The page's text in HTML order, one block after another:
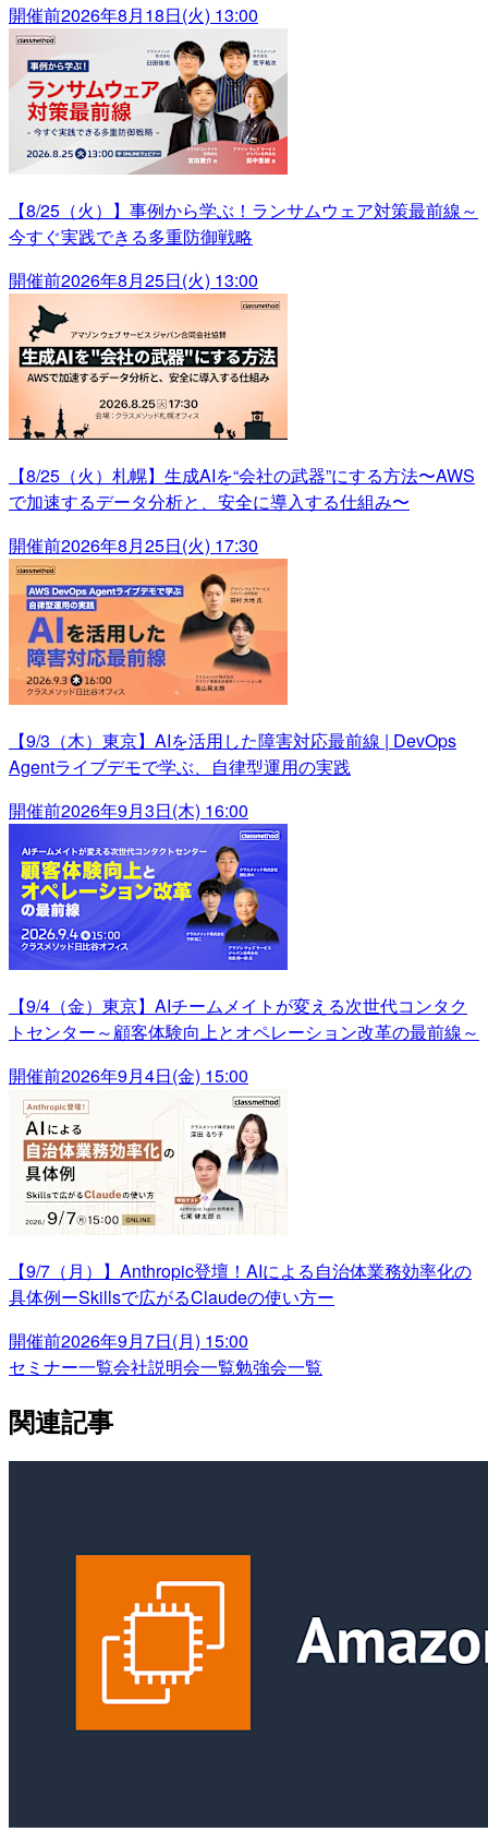
開催前2026年8月18日(火) 13:00
【8/25（火）】事例から学ぶ！ランサムウェア対策最前線～
今すぐ実践できる多重防御戦略
開催前2026年8月25日(火) 13:00
【8/25（火）札幌】生成AIを“会社の武器”にする方法〜AWS
で加速するデータ分析と、安全に導入する仕組み〜
開催前2026年8月25日(火) 17:30
【9/3（木）東京】AIを活用した障害対応最前線 | DevOps
Agentライブデモで学ぶ、自律型運用の実践
開催前2026年9月3日(木) 16:00
【9/4（金）東京】AIチームメイトが変える次世代コンタク
トセンター～顧客体験向上とオペレーション改革の最前線～
開催前2026年9月4日(金) 15:00
【9/7（月）】Anthropic登壇！AIによる自治体業務効率化の
具体例ーSkillsで広がるClaudeの使い方ー
開催前2026年9月7日(月) 15:00
セミナー一覧会社説明会一覧勉強会一覧
関連記事